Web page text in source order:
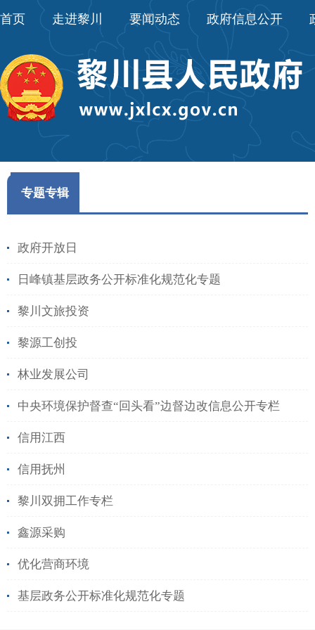
首页 走进黎川 要闻动态 政府信息公开
专题专辑
政府开放日
日峰镇基层政务公开标准化规范化专题
黎川文旅投资
黎源工创投
林业发展公司
中央环境保护督查“回头看”边督边改信息公开专栏
信用江西
信用抚州
黎川双拥工作专栏
鑫源采购
优化营商环境
基层政务公开标准化规范化专题